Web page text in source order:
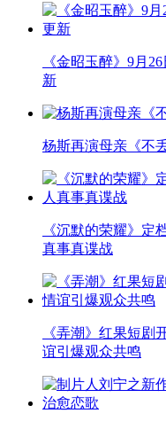
《金昭玉醉》9月
新
杨斯再演母亲《不
《沉默的荣耀》定
真事真谍战
《弄潮》红果短剧
谊引爆观众共鸣